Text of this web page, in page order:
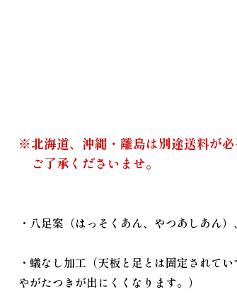
※北海道、沖縄・離島は別途送料が必
ご了承くださいませ。
・八足案（はっそくあん、やつあしあん
・蟻なし加工（天板と足とは固定されて
やがたつきが出にくくなります。）